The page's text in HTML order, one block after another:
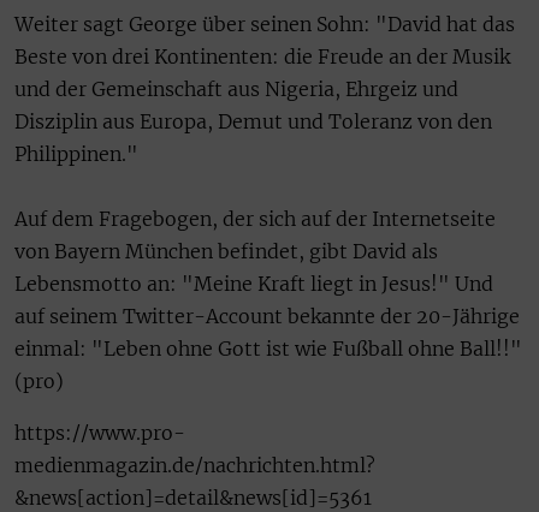
Weiter sagt George über seinen Sohn: "David hat das
Beste von drei Kontinenten: die Freude an der Musik
und der Gemeinschaft aus Nigeria, Ehrgeiz und
Disziplin aus Europa, Demut und Toleranz von den
Philippinen."
Auf dem Fragebogen, der sich auf der Internetseite
von Bayern München befindet, gibt David als
Lebensmotto an: "Meine Kraft liegt in Jesus!" Und
auf seinem Twitter-Account bekannte der 20-Jährige
einmal: "Leben ohne Gott ist wie Fußball ohne Ball!!"
(pro)
https://www.pro-
medienmagazin.de/nachrichten.html?
&news[action]=detail&news[id]=5361